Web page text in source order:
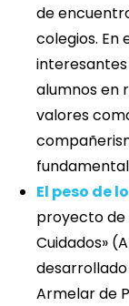
de
colegios. En
alumnos en
valores
El peso de
proyecto de
Cuidados»
desarrollado
Armelar de